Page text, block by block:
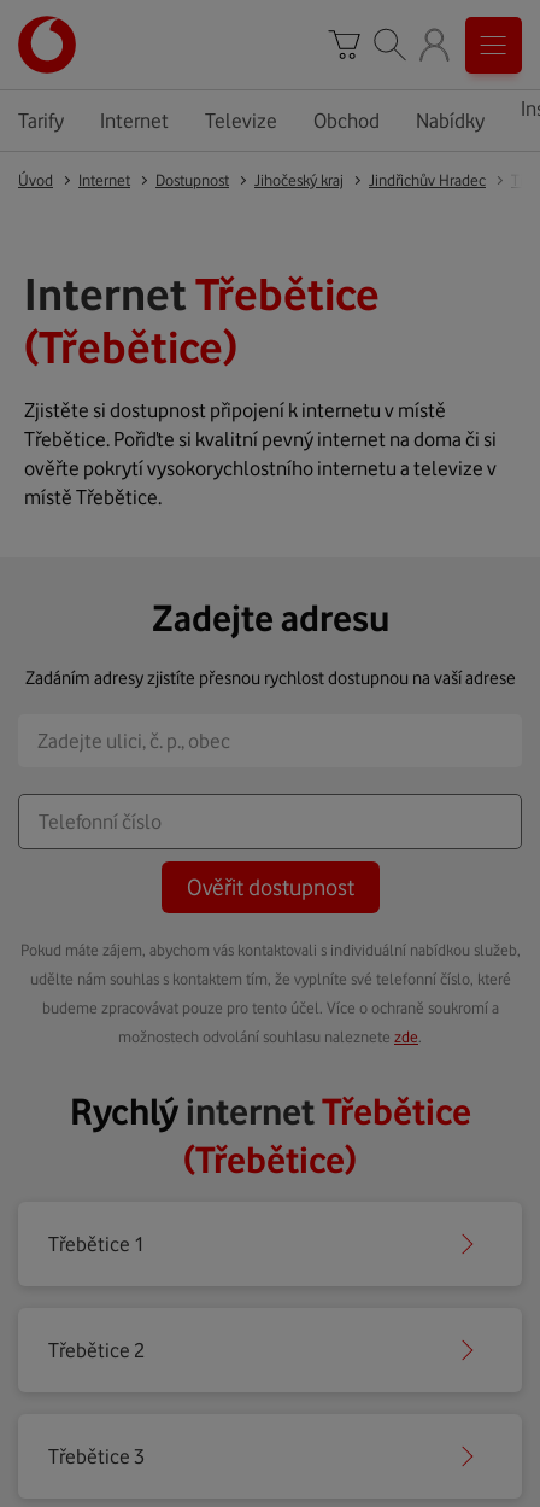
Tarify Internet Televize Obchod Nabídky
Úvod Internet Dostupnost Jihočeský kraj Jindřichův Hradec
InternetTřebětice
(Třebětice)
Zjistěte si dostupnost připojení k internetu v místě
Třebětice. Pořiďte si kvalitní pevný internet na doma či si
ověřte pokrytí vysokorychlostního internetu a televize v
místě Třebětice.
Zadejte adresu
Zadáním adresy zjistíte přesnou rychlost dostupnou na vaší adrese
Ověřit dostupnost
Pokud máte zájem, abychom vás kontaktovali s individuální nabídkou služeb,
udělte nám souhlas s kontaktem tím, že vyplníte své telefonní číslo, které
budeme zpracovávat pouze pro tento účel. Více o ochraně soukromí a
možnostech odvolání souhlasu naleznete zde
RychlýinternetTřebětice
(Třebětice)
Třebětice 1
Třebětice 2
Třebětice 3